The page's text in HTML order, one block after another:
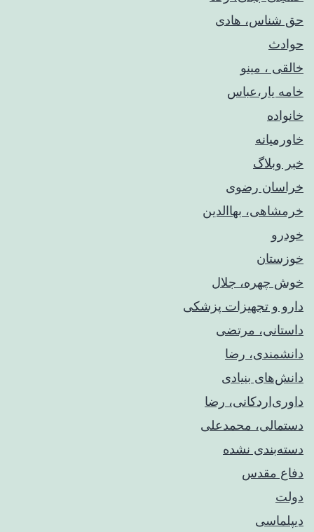
حق شناس، هادی
حوادث
خالقی ، مینو
خامه یار،عباس
خانواده
خاورمیانه
خبر وبلاگ
خراسان رضوی
خرمشاهی، بهاالدین
خودرو
خوزستان
خوش چهره، جلال
دارو و تجهیزات پزشکی
داستانی، مرتضی
دانشمندی، رضا
دانش‌های بنیادی
داوری‌اردکانی، رضا
دستمالی، محمدعلی
دسته‌بندی نشده
دفاع مقدس
دولت
دیپلماسی